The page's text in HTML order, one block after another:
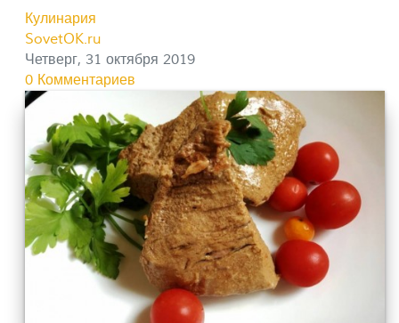
Кулинария
SovetOK.ru
Четверг, 31 октября 2019
0 Комментариев